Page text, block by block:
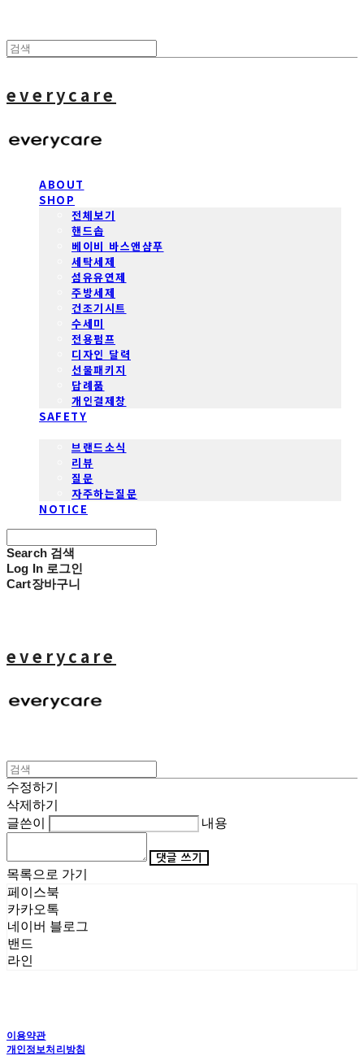
everycare
ABOUT
SHOP
전체보기
핸드솝
베이비 바스앤샴푸
세탁세제
섬유유연제
주방세제
건조기시트
수세미
전용펌프
디자인 달력
선물패키지
답례품
개인결제창
SAFETY
브랜드소식
리뷰
질문
자주하는질문
NOTICE
Search 검색
Log In 로그인
Cart장바구니
everycare
수정하기
삭제하기
글쓴이
내용
댓글 쓰기
목록으로 가기
페이스북
카카오톡
네이버 블로그
밴드
라인
이용약관
개인정보처리방침